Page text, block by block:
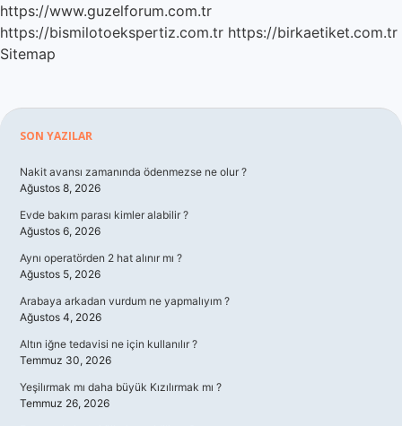
https://www.guzelforum.com.tr
https://bismilotoekspertiz.com.tr https://birkaetiket.com.tr
Sitemap
Sidebar
SON YAZILAR
Nakit avansı zamanında ödenmezse ne olur ?
Ağustos 8, 2026
Evde bakım parası kimler alabilir ?
Ağustos 6, 2026
Aynı operatörden 2 hat alınır mı ?
Ağustos 5, 2026
Arabaya arkadan vurdum ne yapmalıyım ?
Ağustos 4, 2026
Altın iğne tedavisi ne için kullanılır ?
Temmuz 30, 2026
Yeşilırmak mı daha büyük Kızılırmak mı ?
Temmuz 26, 2026